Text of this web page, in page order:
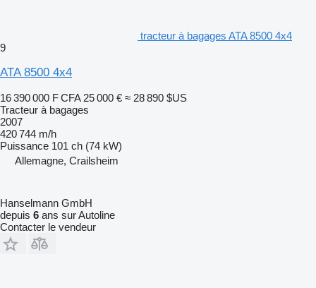
tracteur à bagages ATA 8500 4x4
9
ATA 8500 4x4
16 390 000 F CFA 25 000 € ≈ 28 890 $US
Tracteur à bagages
2007
420 744 m/h
Puissance 101 ch (74 kW)
Allemagne, Crailsheim
Hanselmann GmbH
depuis 6 ans sur Autoline
Contacter le vendeur